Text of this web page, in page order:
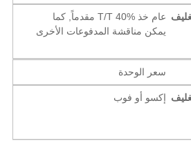
عام خذ T/T 40% مقدماً, كما
يمكن مناقشة المدفوعات الأخرى
سعر الوحدة
إكسو أو فوب